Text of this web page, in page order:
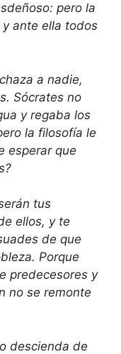
pero la
ante ella todos
a nadie,
Sócrates no
y regaba los
la filosofía le
esperar que
tus
ellos, y te
de que
Porque
predecesores y
no se remonte
descienda de